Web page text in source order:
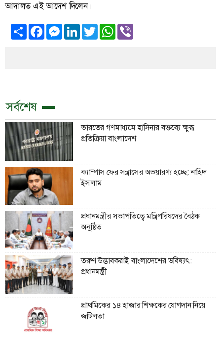
আদালত এই আদেশ দিলেন।
ShareFacebookMessenger
LinkedInTwitterWhatsApp
সর্বশেষ
ভারতের গণমাধ্যমে হাসিনার বক্তব্যে ক্ষুব্ধ
প্রতিক্রিয়া বাংলাদেশ
ক্যাম্পাস ফের সন্ত্রাসের অভয়ারণ্য হচ্ছে: নাহিদ
ইসলাম
প্রধানমন্ত্রীর সভাপতিত্বে মন্ত্রিপরিষদের বৈঠক
অনুষ্ঠিত
তরুণ উদ্ভাবকরাই বাংলাদেশের ভবিষ্যৎ:
প্রধানমন্ত্রী
প্রাথমিকের ১৪ হাজার শিক্ষকের যোগদান নিয়ে
জটিলতা